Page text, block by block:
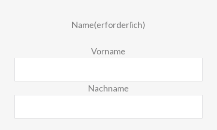
Name(erforderlich)
Vorname
Nachname